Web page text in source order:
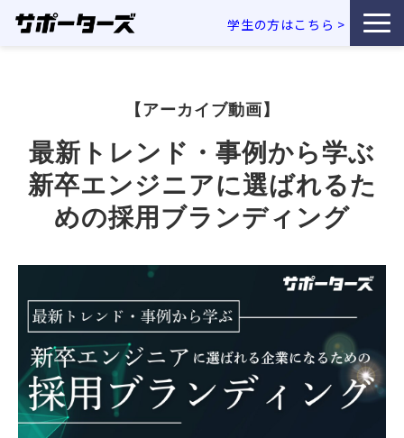
学生の方はこちら >
利用企業事例
お役立ち資料
セミナー・イベント
【アーカイブ動画】
最新トレンド・事例から学ぶ
新卒エンジニアに選ばれるた
めの採用ブランディング